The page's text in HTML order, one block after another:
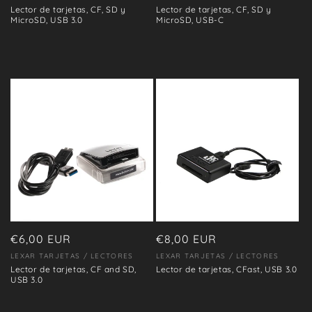
Lector de tarjetas, CF, SD y
MicroSD, USB 3.0
Lector de tarjetas, CF, SD y
MicroSD, USB-C
Precio
habitual
€6,00 EUR
Proveedor:
LEXAR TARJETAS / LECTORES
Lector de tarjetas, CF and SD,
USB 3.0
Precio
habitual
€8,00 EUR
Proveedor:
LEXAR TARJETAS / LECTORES
Lector de tarjetas, CFast, USB 3.0